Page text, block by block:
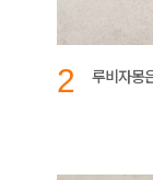
2 루비자몽